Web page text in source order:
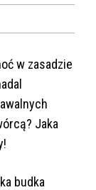
w zasadzie
Jaka
budka